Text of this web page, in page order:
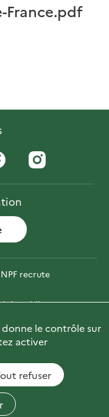
France.pdf
recrute
publics
in English
Fils RSS
Plan du site
le contrôle sur
activer
refuser